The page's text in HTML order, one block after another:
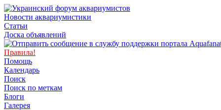
Новости аквариумистики
Статьи
Доска объявлений
Правила!
Помощь
Календарь
Поиск
Поиск по меткам
Блоги
Галерея